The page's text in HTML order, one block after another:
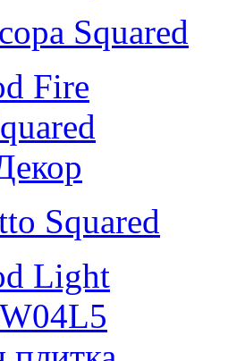
Squared
Squared